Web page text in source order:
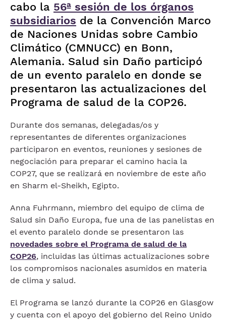
cabo la 56ª sesión de los órganos
subsidiarios de la Convención Marco
de Naciones Unidas sobre Cambio
Climático (CMNUCC) en Bonn,
Alemania. Salud sin Daño participó
de un evento paralelo en donde se
presentaron las actualizaciones del
Programa de salud de la COP26.
Durante dos semanas, delegadas/os y
representantes de diferentes organizaciones
participaron en eventos, reuniones y sesiones de
negociación para preparar el camino hacia la
COP27, que se realizará en noviembre de este año
en Sharm el-Sheikh, Egipto.
Anna Fuhrmann, miembro del equipo de clima de
Salud sin Daño Europa, fue una de las panelistas en
el evento paralelo donde se presentaron las
novedades sobre el Programa de salud de la
COP26, incluidas las últimas actualizaciones sobre
los compromisos nacionales asumidos en materia
de clima y salud.
El Programa se lanzó durante la COP26 en Glasgow
y cuenta con el apoyo del gobierno del Reino Unido